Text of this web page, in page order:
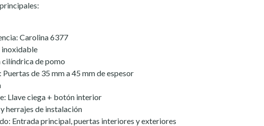
Carolina 6377
de pomo
de 35 mm a 45 mm de espesor
Llave ciega + botón interior
herrajes de instalación
Entrada principal, puertas interiores y exteriores